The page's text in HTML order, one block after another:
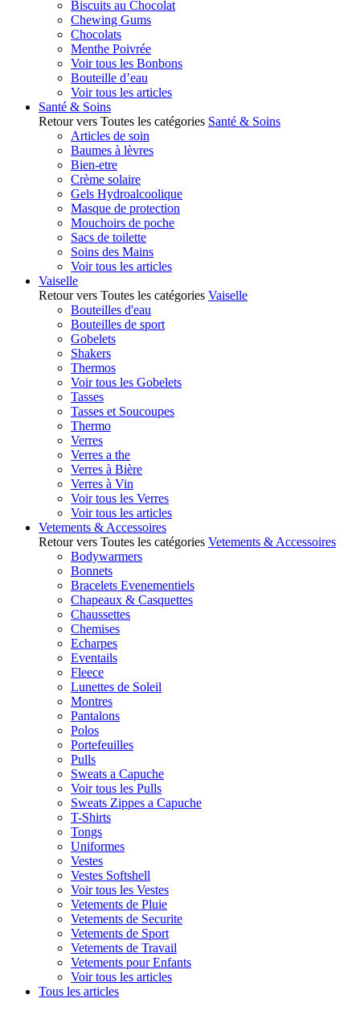
Biscuits au Chocolat
Chewing Gums
Chocolats
Menthe Poivrée
Voir tous les Bonbons
Bouteille d’eau
Voir tous les articles
Santé & Soins
Retour vers Toutes les catégories Santé & Soins
Articles de soin
Baumes à lèvres
Bien-etre
Crème solaire
Gels Hydroalcoolique
Masque de protection
Mouchoirs de poche
Sacs de toilette
Soins des Mains
Voir tous les articles
Vaiselle
Retour vers Toutes les catégories Vaiselle
Bouteilles d'eau
Bouteilles de sport
Gobelets
Shakers
Thermos
Voir tous les Gobelets
Tasses
Tasses et Soucoupes
Thermo
Verres
Verres a the
Verres à Bière
Verres à Vin
Voir tous les Verres
Voir tous les articles
Vetements & Accessoires
Retour vers Toutes les catégories Vetements & Accessoires
Bodywarmers
Bonnets
Bracelets Evenementiels
Chapeaux & Casquettes
Chaussettes
Chemises
Echarpes
Eventails
Fleece
Lunettes de Soleil
Montres
Pantalons
Polos
Portefeuilles
Pulls
Sweats a Capuche
Voir tous les Pulls
Sweats Zippes a Capuche
T-Shirts
Tongs
Uniformes
Vestes
Vestes Softshell
Voir tous les Vestes
Vetements de Pluie
Vetements de Securite
Vetements de Sport
Vetements de Travail
Vetements pour Enfants
Voir tous les articles
Tous les articles